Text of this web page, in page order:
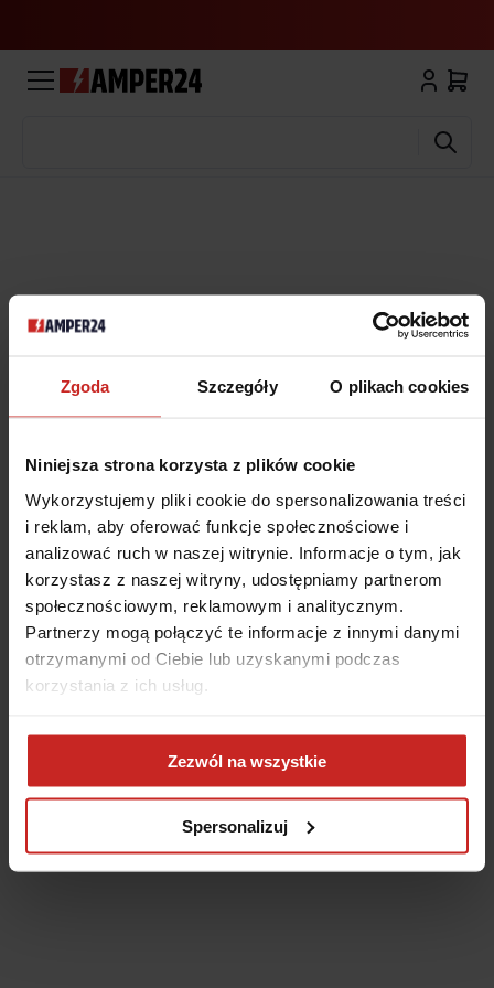
Zgoda Szczegóły O plikach cookies
Niniejsza strona korzysta z plików cookie
Wykorzystujemy pliki cookie do spersonalizowania treści
i reklam, aby oferować funkcje społecznościowe i
analizować ruch w naszej witrynie. Informacje o tym, jak
korzystasz z naszej witryny, udostępniamy partnerom
społecznościowym, reklamowym i analitycznym.
Partnerzy mogą połączyć te informacje z innymi danymi
otrzymanymi od Ciebie lub uzyskanymi podczas
korzystania z ich usług.
Zezwól na wszystkie
Spersonalizuj
browser console for more information)